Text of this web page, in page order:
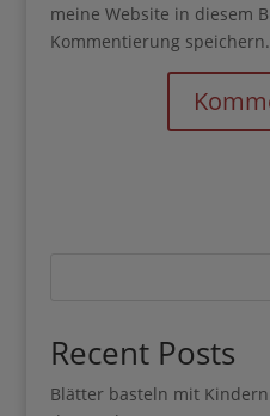
meine Website in diesem
Kommentierung speichern.
Recent Posts
Blätter basteln mit